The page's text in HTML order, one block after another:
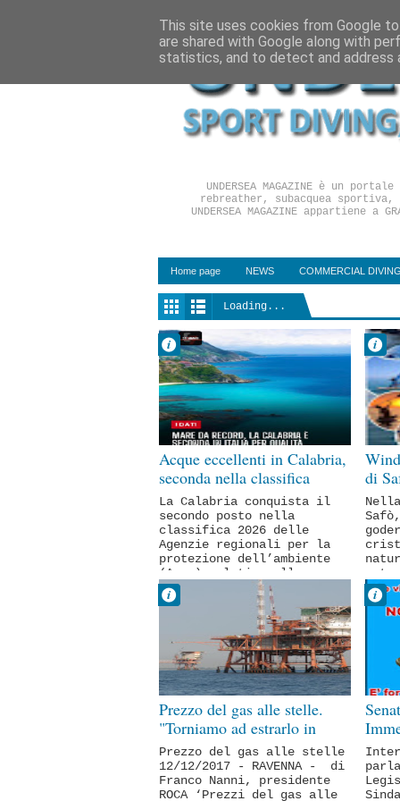
UNDERSEA MAGAZINE è un
rebreather, subacquea
UNDERSEA MAGAZINE
Home page NEWS COMMERCIAL DIVING
Loading...
Acque eccellenti in Calabria,
seconda nella classifica
nazionale
Dr Fabrizio
Pirrello
08 maggio
No Comment
NOTIZIA FLASH
La Calabria conquista il
secondo posto nella
classifica 2026 delle
Agenzie regionali per la
protezione dell’ambiente
(Arpa) relativa alle re...
di
Dr
18
No
Prezzo del gas alle stelle.
"Torniamo ad estrarlo in
Adriatico"
No Comment
NOTIZIA FLASH
SUBACQUEA
Prezzo del gas alle stelle
12/12/2017 - RAVENNA - di
Franco Nanni, presidente
ROCA ‘Prezzi del gas alle
Dr
No
This site uses cookies from Google
are shared with Google along with
statistics, and to detect and address